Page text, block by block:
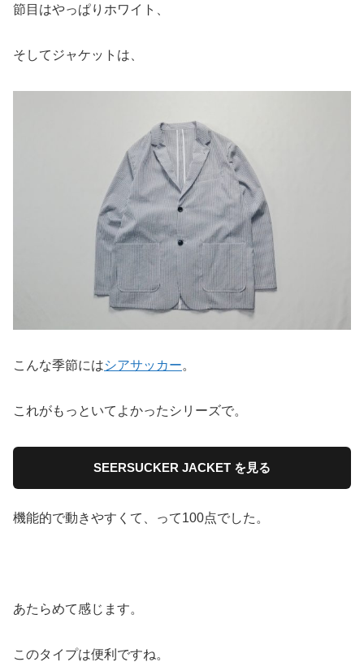
節目はやっぱりホワイト、
そしてジャケットは、
こんな季節にはシアサッカー。
これがもっといてよかったシリーズで。
SEERSUCKER JACKET を見る
機能的で動きやすくて、って100点でした。
あたらめて感じます。
このタイプは便利ですね。